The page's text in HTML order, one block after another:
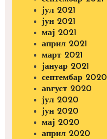
јул 2021
јун 2021
мај 2021
април 2021
март 2021
јануар 2021
септембар 2020
август 2020
јул 2020
јун 2020
мај 2020
април 2020